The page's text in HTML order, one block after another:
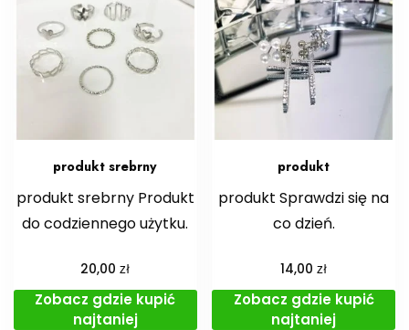
produkt srebrny
produkt srebrny Produkt
do codziennego użytku.
20,00zł
Zobacz gdzie kupić
najtaniej
produkt
produkt Sprawdzi się na
co dzień.
14,00zł
Zobacz gdzie kupić
najtaniej